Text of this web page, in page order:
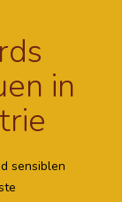
in
sensiblen